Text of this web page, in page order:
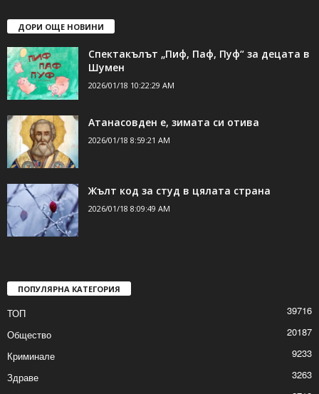
ДОРИ ОЩЕ НОВИНИ
Спектакълът „Пиф, Паф, Пуф“ за децата в
Шумен
2026/01/18 10:22:29 AM
Атанасовден е, зимата си отива
2026/01/18 8:59:21 AM
Жълт код за студ в цялата страна
2026/01/18 8:09:49 AM
ПОПУЛЯРНА КАТЕГОРИЯ
ТОП
39716
Общество
20187
Криминале
9233
Здраве
3263